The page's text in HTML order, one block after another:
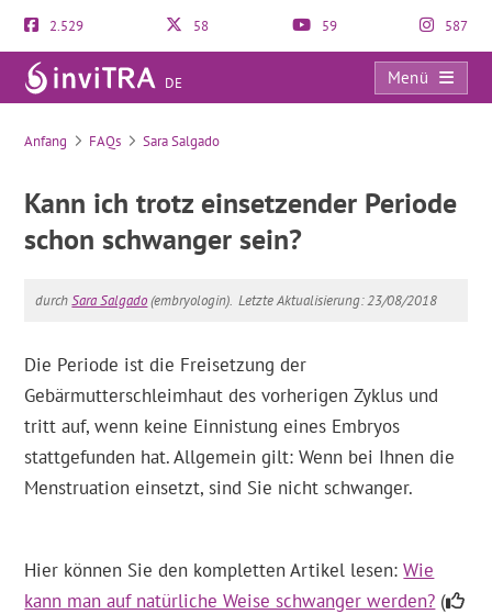
2.529 58 59 587
DE
Menü
FAQs
Anfang FAQs Sara Salgado
Kann ich trotz einsetzender Periode
schon schwanger sein?
durchSara Salgado(embryologin). Letzte Aktualisierung: 23/08/2018
Die Periode ist die Freisetzung der
Gebärmutterschleimhaut des vorherigen Zyklus und
tritt auf, wenn keine Einnistung eines Embryos
stattgefunden hat. Allgemein gilt: Wenn bei Ihnen die
Menstruation einsetzt, sind Sie nicht schwanger.
Hier können Sie den kompletten Artikel lesen:Wie
kann man auf natürliche Weise schwanger werden? (